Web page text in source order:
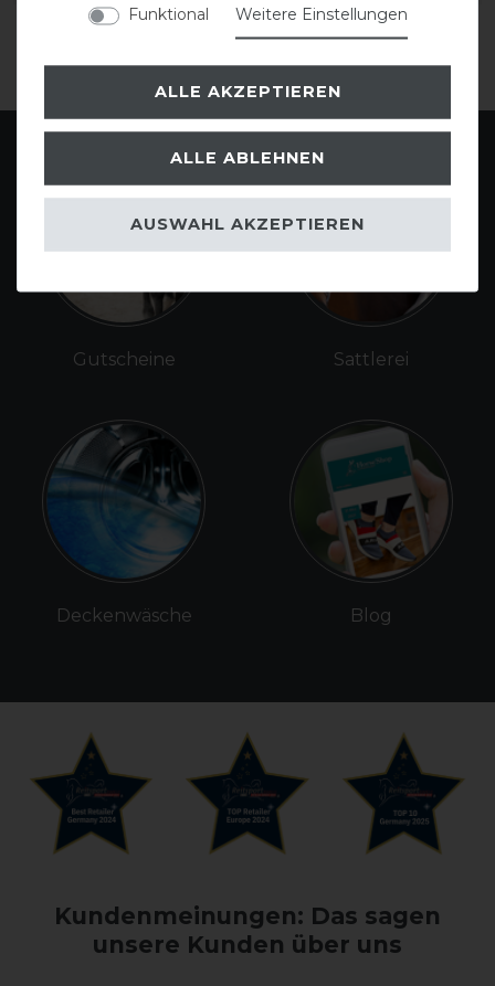
Gutscheine
Deckenwäsche
Sattlerei
Blog
Kundenmeinungen: Das sagen
unsere Kunden über uns
Funktional Weitere Einstellungen
ALLE AKZEPTIEREN
ALLE ABLEHNEN
AUSWAHL AKZEPTIEREN